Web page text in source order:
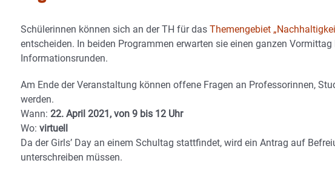
Schülerinnen können sich an der TH für das Themengebiet
entscheiden. In beiden Programmen erwarten sie einen ganzen
Informationsrunden.
Am Ende der Veranstaltung können offene Fragen an Professorinnen,
werden.
Wann: 22. April 2021, von 9 bis 12 Uhr
Wo: virtuell
Da der Girls’ Day an einem Schultag stattfindet, wird ein Antrag auf
unterschreiben müssen.